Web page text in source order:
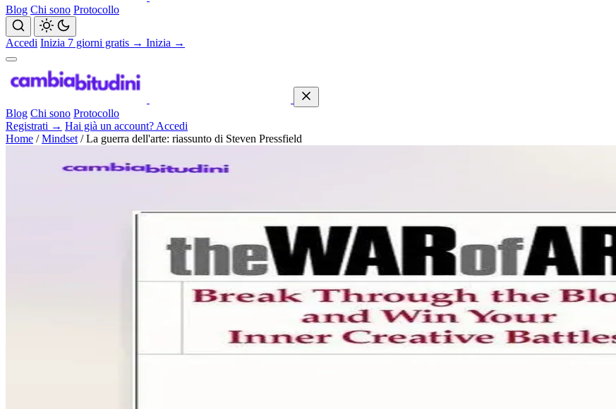
Blog Chi sono Protocollo
Accedi Inizia 7 giorni gratis → Inizia →
Blog Chi sono Protocollo
Registrati → Hai già un account? Accedi
Home / Mindset / La guerra dell'arte: riassunto di Steven Pressfield